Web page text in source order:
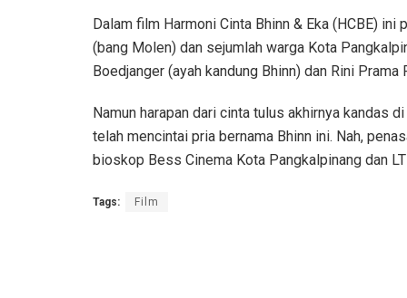
Dalam film Harmoni Cinta Bhinn & Eka (HCBE)
(bang Molen) dan sejumlah warga Kota
Boedjanger (ayah kandung Bhinn) dan Rini
Namun harapan dari cinta tulus akhirnya kandas
telah mencintai pria bernama Bhinn ini. Nah,
bioskop Bess Cinema Kota Pangkalpinang dan
Tags: Film